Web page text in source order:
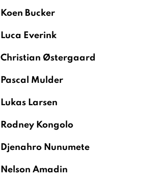
Koen Bucker
Luca Everink
Christian Østergaard
Pascal Mulder
Lukas Larsen
Rodney Kongolo
Djenahro Nunumete
Nelson Amadin